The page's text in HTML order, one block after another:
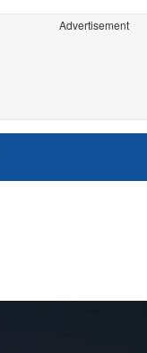
Advertisement